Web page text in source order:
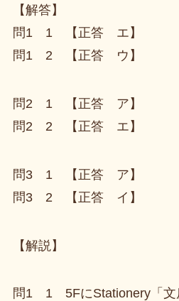
【解答】
問1 1 【正答 エ】
問1 2 【正答 ウ】
問2 1 【正答 ア】
問2 2 【正答 エ】
問3 1 【正答 ア】
問3 2 【正答 イ】
【解説】
問1 1 5FにStationery「文